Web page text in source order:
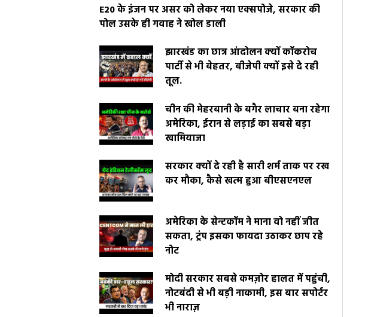
E20 के इंजन पर असर को लेकर नया एक्सपोजे, सरकार की
पोल उसके ही गवाह ने खोल डाली
झारखंड का छात्र आंदोलन क्यों कॉकरोच
पार्टी से भी बेहतर, बीजेपी क्यों इसे दे रही
तूल.
चीन की मेहरबानी के बगैर लाचार बना रहेगा
अमेरिका, ईरान से लड़ाई का सबसे बड़ा
खामियाजा
सरकार क्यों दे रही है सारी शर्म ताक पर रख
कर मौका, कैसे खत्म हुआ बीएसएनएल
अमेरिका के सेन्टकॉम ने माना वो नहीं जीत
सकता, ट्रंप इसका फायदा उठाकर छाप रहे
नोट
मोदी सरकार सबसे कमज़ोर हालत में पहुंची,
नोटबंदी से भी बड़ी नाकामी, इस बार सपोर्टर
भी नाराज़